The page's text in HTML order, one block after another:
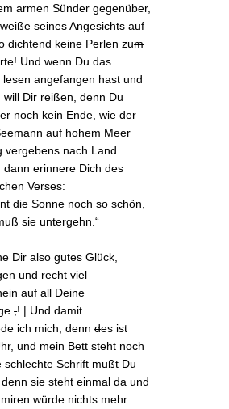
armen Sünder gegenüber,
seines Angesichtsauf
dichtend keine Perlen zum
Und wenn Du das
lesen angefangen hast und
will Dir reißen, denn Du
noch kein Ende, wie der
auf hohem Meer
vergebens nach Land
dann erinnere Dich des
Verses:
die Sonne noch so schön,
sie untergehn.“
Dir also gutes Glück,
und recht viel
auf all Deine
,! | Und damit
ich mich, denndes ist
und mein Bett steht noch
schlechte Schrift mußt Du
sie steht einmal da und
würde nichts mehr